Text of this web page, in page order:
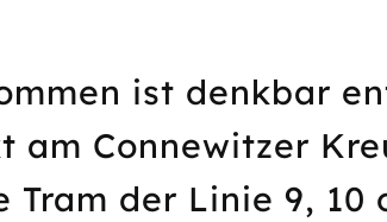
ist denkbar
am Connewitzer
Tram der Linie 9, 10